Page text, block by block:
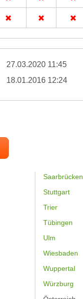
27.03.2020 11:45
18.01.2016 12:24
Saarbrücken
Stuttgart
Trier
Tübingen
Ulm
Wiesbaden
Wuppertal
Würzburg